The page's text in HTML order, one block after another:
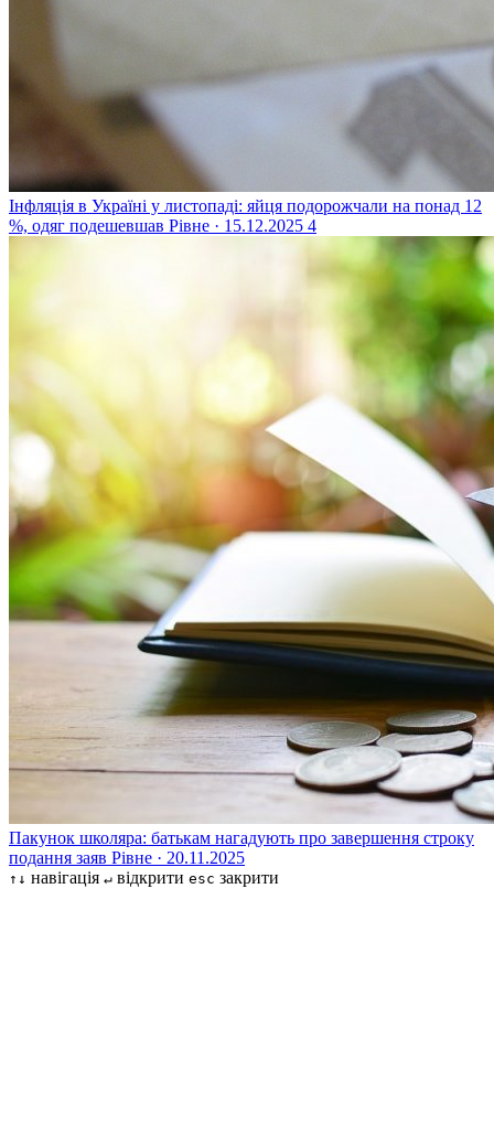
Інфляція в Україні у листопаді: яйця подорожчали на понад 12
%, одяг подешевшав Рівне · 15.12.2025 4
Пакунок школяра: батькам нагадують про завершення строку
подання заяв Рівне · 20.11.2025
↑↓ навігація ↵ відкрити esc закрити